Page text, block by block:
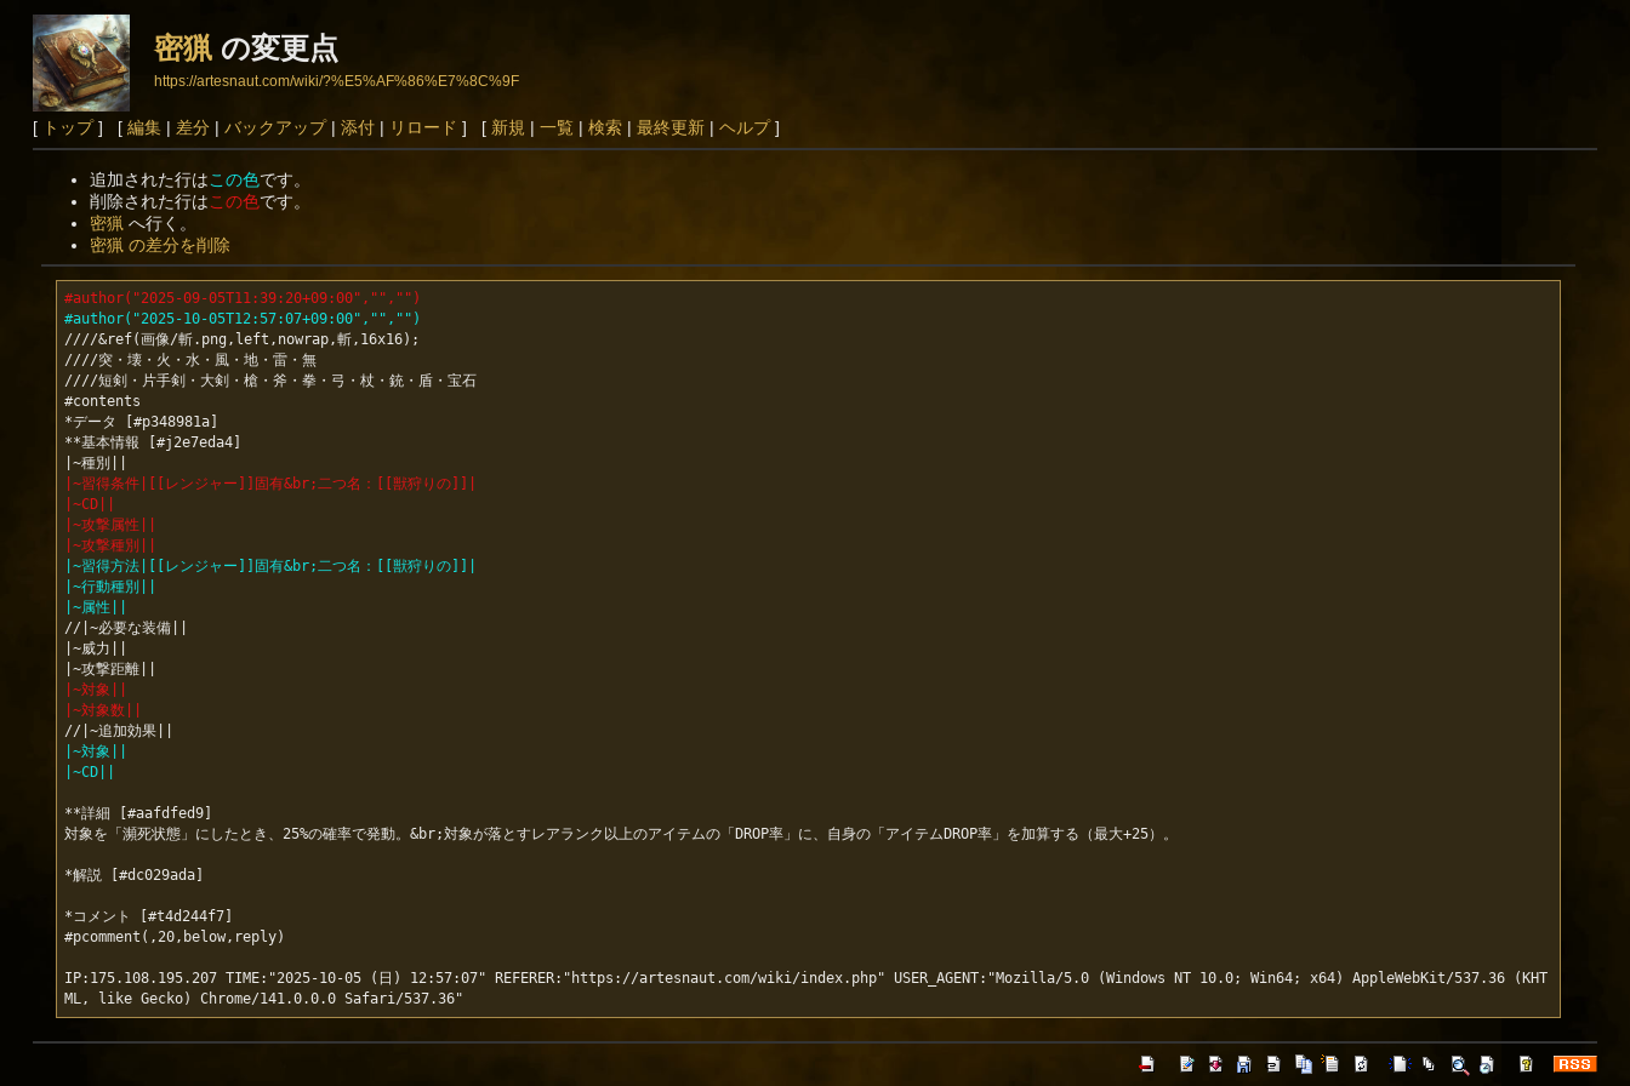
密猟の変更点
https://artesnaut.com/wiki/?%E5%AF%86%E7%8C%9F
[ トップ] [ 編集| 差分| バックアップ| 添付| リロード ] [ 新規 | 一覧 | 検索| 最終更新| ヘルプ]
追加された行はこの色です。
削除された行はこの色です。
密猟 へ行く。
密猟 の差分を削除
#author("2025-09-05T11:39:20+09:00","","")
#author("2025-10-05T12:57:07+09:00","","")
////&ref(画像/斬.png,left,nowrap,斬,16x16);
////突・壊・火・水・風・地・雷・無
////短剣・片手剣・大剣・槍・斧・拳・弓・杖・銃・盾・宝石
#contents
*データ [#p348981a]
**基本情報 [#j2e7eda4]
|~習得条件|[[レンジャー]]固有&br;二つ名：[[獣狩りの]]|
|~CD||
|~攻撃属性||
|~攻撃種別||
|~習得方法|[[レンジャー]]固有&br;二つ名：[[獣狩りの]]|
|~行動種別||
|~属性||
//|~必要な装備||
|~威力||
|~対象||
|~対象数||
|~対象||
|~CD||
**詳細 [#aafdfed9]
対象を「瀕死状態」にしたとき、25%の確率で発動。&br;対象が落とすレアランク以上のアイテムの「DROP率」に、自身の「アイテムDROP率」を加算する（最大+25）。
*解説 [#dc029ada]
*コメント [#t4d244f7]
#pcomment(,20,below,reply)
IP:175.108.195.207 TIME:"2025-10-05 (日) 12:57:07" REFERER:"https://artesnaut.com/wiki/index.php" USER_AGENT:"Mozilla/5.0 (Windows NT 10.0; Win64; x64) AppleWebKit/537.36 (KHT